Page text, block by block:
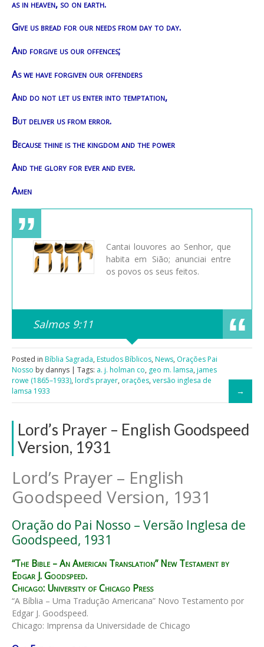
as in heaven, so on earth.
Give us bread for our needs from day to day.
And forgive us our offences;
As we have forgiven our offenders
And do not let us enter into temptation,
But deliver us from error.
Because thine is the kingdom and the power
And the glory for ever and ever.
Amen
Cantai louvores ao Senhor, que
habita em Sião; anunciai entre
os povos os seus feitos.
Salmos 9:11
Posted in Bíblia Sagrada, Estudos Bíblicos, News, Orações Pai
Nosso by dannys | Tags: a. j. holman co, geo m. lamsa, james
rowe (1865–1933), lord’s prayer, orações, versão inglesa de
lamsa 1933
Lord’s Prayer – English Goodspeed
Version, 1931
Lord’s Prayer – English
Goodspeed Version, 1931
Oração do Pai Nosso – Versão Inglesa de
Goodspeed, 1931
“The Bible – An American Translation” New Testament by
Edgar J. Goodspeed.
Chicago: University of Chicago Press
“A Bíblia – Uma Tradução Americana” Novo Testamento por
Edgar J. Goodspeed.
Chicago: Imprensa da Universidade de Chicago